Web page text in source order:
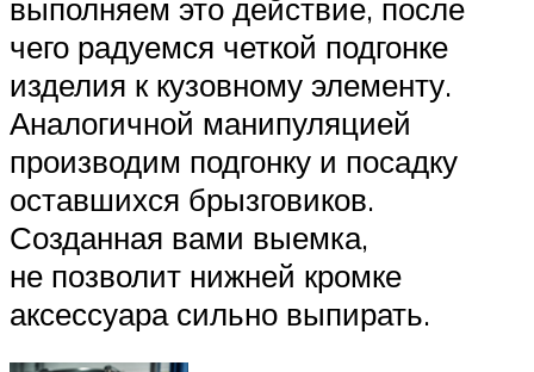
выполняем это действие, после
чего радуемся четкой подгонке
изделия к кузовному элементу.
Аналогичной манипуляцией
производим подгонку и посадку
оставшихся брызговиков.
Созданная вами выемка,
не позволит нижней кромке
аксессуара сильно выпирать.